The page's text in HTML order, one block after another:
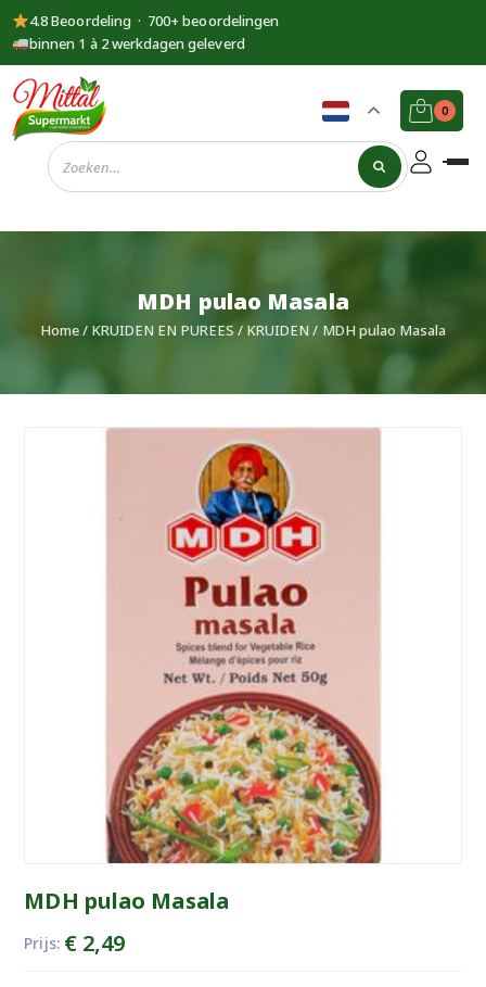
4.8 Beoordeling · 700+ beoordelingen
binnen 1 à 2 werkdagen geleverd
Supermarkt
Mittal
0
MDH pulao Masala
Home/ KRUIDEN EN PUREES/ KRUIDEN / MDH pulao Masala
MDH pulao Masala
Prijs: €2,49